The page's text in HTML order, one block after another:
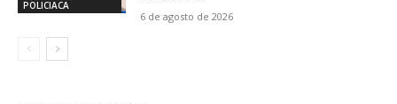
POLICIACA
6 de agosto de 2026